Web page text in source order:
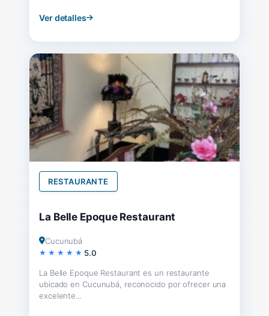
Ver detalles
RESTAURANTE
La Belle Epoque Restaurant
Cucunubá
5.0
La Belle Epoque Restaurant es un restaurante
ubicado en Cucunubá, reconocido por ofrecer una
excelente...